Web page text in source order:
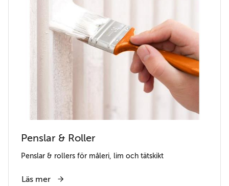
Penslar & Roller
Penslar & rollers för måleri, lim och tätskikt
Läs mer